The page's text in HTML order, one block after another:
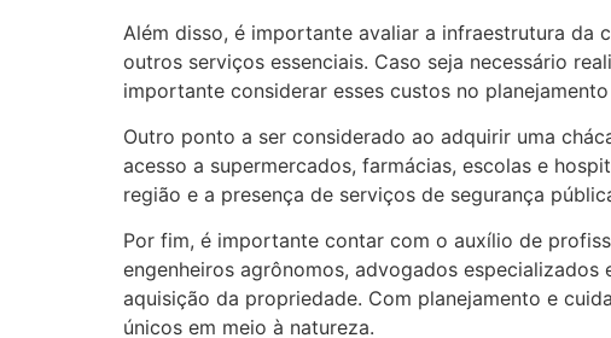
Além disso, é importante avaliar a infraestrutura da
outros serviços essenciais. Caso seja necessário
importante considerar esses custos no
Outro ponto a ser considerado ao adquirir uma
acesso a supermercados, farmácias, escolas e
região e a presença de serviços de segurança
Por fim, é importante contar com o auxílio de
engenheiros agrônomos, advogados
aquisição da propriedade. Com planejamento e
únicos em meio à natureza.